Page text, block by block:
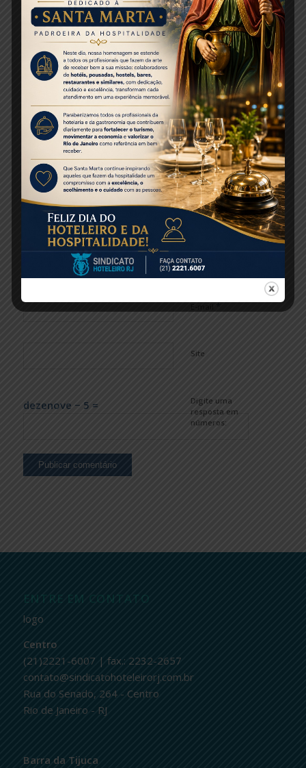
0
RESPOSTAS
Deixe uma resposta
Want to join the discussion?
Feel free to contribute!
Nome
*
Site
Digite uma
resposta em
números:
dezenove − 5 =
ENTRE EM CONTATO
logo
Centro
(21)2221-6007 | fax.: 2232-2657
contato@sindicatohoteleirorj.com.br
Rua do Senado, 264 - Centro
Rio de Janeiro - RJ
Barra da Tijuca